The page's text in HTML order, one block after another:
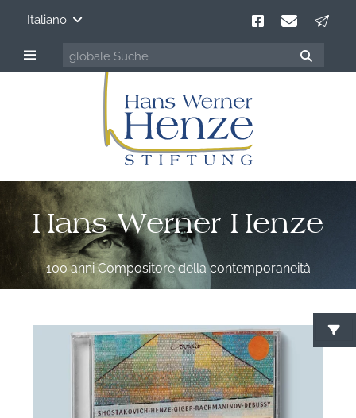
Italiano
Hans Werner Henze
100 anni Compositore della contemporaneità